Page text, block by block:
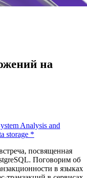
на
Analysis and
storage *
посвященная
Поговорим об
в языках